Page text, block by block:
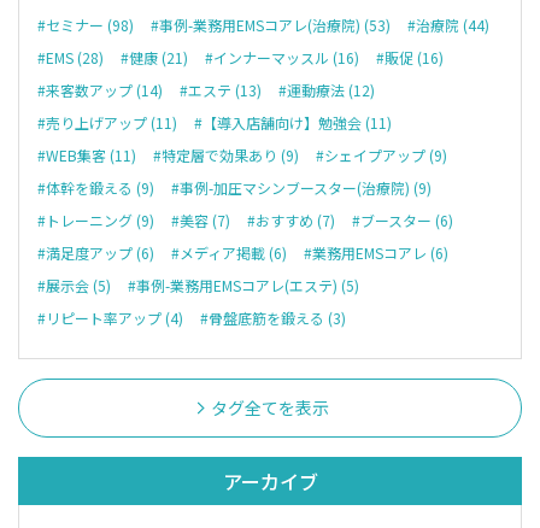
#セミナー (98) #事例-業務用EMSコアレ(治療院) (53)
#治療院 (44)
#EMS (28)
#健康 (21) #インナーマッスル (16)
#販促 (16)
#来客数アップ (14)
#エステ (13)
#運動療法 (12)
#売り上げアップ (11)
#【導入店舗向け】勉強会 (11)
#WEB集客 (11)
#特定層で効果あり (9)
#シェイプアップ (9)
#体幹を鍛える (9)
#事例-加圧マシンブースター(治療院) (9)
#トレーニング (9)
#美容 (7) #おすすめ (7)
#ブースター (6)
#満足度アップ (6)
#メディア掲載 (6)
#業務用EMSコアレ (6)
#展示会 (5)
#事例-業務用EMSコアレ(エステ) (5)
#リピート率アップ (4)
#骨盤底筋を鍛える (3)
タグ全てを表示
アーカイブ